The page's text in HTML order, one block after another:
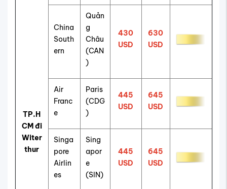
TP.H
CM đi
Witer
thur
China
South
ern
Quản
g
Châu
(CAN
)
430
USD
630
USD
Air
Franc
e
Paris
(CDG
)
445
USD
645
USD
Singa
pore
Airlin
es
Sing
apor
e
(SIN)
445
USD
645
USD